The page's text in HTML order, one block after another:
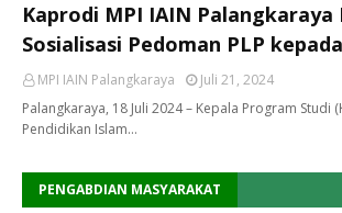
Kaprodi MPI IAIN Palangkaraya
Sosialisasi Pedoman PLP
MPI IAIN Palangkaraya
Juli 21, 2024
Palangkaraya, 18 Juli 2024 – Kepala Program Studi
Pendidikan Islam…
PENGABDIAN MASYARAKAT